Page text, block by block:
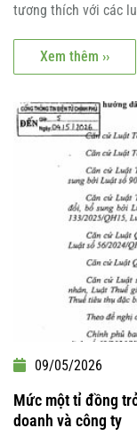
tương thích với các
Xem thêm ››
09/05/2026
Mức một tỉ đồng
doanh và công ty